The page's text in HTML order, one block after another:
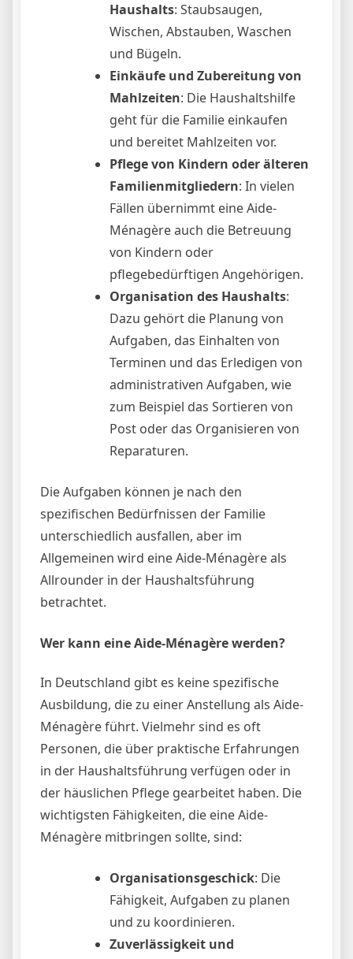
Haushalts: Staubsaugen,
Wischen, Abstauben, Waschen
und Bügeln.
Einkäufe und Zubereitung von
Mahlzeiten: Die Haushaltshilfe
geht für die Familie einkaufen
und bereitet Mahlzeiten vor.
Pflege von Kindern oder älteren
Familienmitgliedern: In vielen
Fällen übernimmt eine Aide-
Ménagère auch die Betreuung
von Kindern oder
pflegebedürftigen Angehörigen.
Organisation des Haushalts:
Dazu gehört die Planung von
Aufgaben, das Einhalten von
Terminen und das Erledigen von
administrativen Aufgaben, wie
zum Beispiel das Sortieren von
Post oder das Organisieren von
Reparaturen.
Die Aufgaben können je nach den
spezifischen Bedürfnissen der Familie
unterschiedlich ausfallen, aber im
Allgemeinen wird eine Aide-Ménagère als
Allrounder in der Haushaltsführung
betrachtet.
Wer kann eine Aide-Ménagère werden?
In Deutschland gibt es keine spezifische
Ausbildung, die zu einer Anstellung als Aide-
Ménagère führt. Vielmehr sind es oft
Personen, die über praktische Erfahrungen
in der Haushaltsführung verfügen oder in
der häuslichen Pflege gearbeitet haben. Die
wichtigsten Fähigkeiten, die eine Aide-
Ménagère mitbringen sollte, sind:
Organisationsgeschick: Die
Fähigkeit, Aufgaben zu planen
und zu koordinieren.
Zuverlässigkeit und